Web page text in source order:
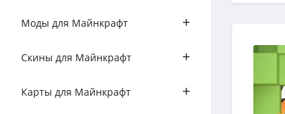
Моды для Майнкрафт +
Скины для Майнкрафт +
Карты для Майнкрафт +